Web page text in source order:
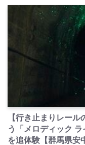
【行き止まりレー
う「メロディック
を追体験【群馬県安